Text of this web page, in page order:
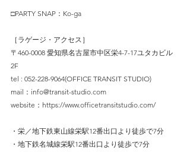
□PARTY SNAP：Ko-ga
［ラゲージ・アクセス］
〒460-0008 愛知県名古屋市中区栄4-7-17ユタカビル
2F
tel : 052-228-9064(OFFICE TRANSIT STUDIO)
mail： info@transit-studio.com
website： https://www.officetransitstudio.com/
・栄／地下鉄東山線栄駅12番出口より徒歩で7分
・地下鉄名城線栄駅12番出口より徒歩で7分